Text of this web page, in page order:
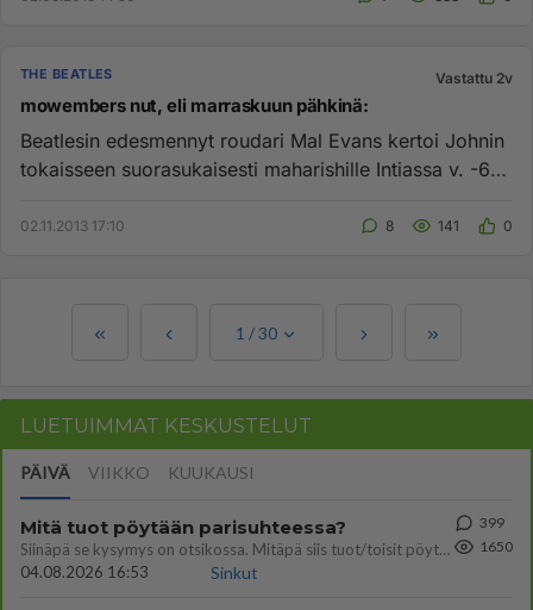
THE BEATLES Vastattu 2v
mowembers nut, eli marraskuun pähkinä:
Beatlesin edesmennyt roudari Mal Evans kertoi Johnin
tokaisseen suorasukaisesti maharishille Intiassa v. -68,
02.11.2013 17:10 8 141 0
1 /30
LUETUIMMAT KESKUSTELUT
PÄIVÄ VIIKKO KUUKAUSI
Mitä tuot pöytään parisuhteessa?
Siinäpä se kysymys on otsikossa. Mitäpä siis tuot/toisit pöytään parisuhteessa? Oletko mies vai nainen? Koetko sen mitä
04.08.2026 16:53
Sinkut
399
1650